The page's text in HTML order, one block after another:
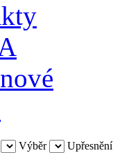
Výběr Upřesnění